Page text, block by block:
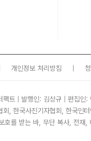
개인정보 처리방침
트 | 발행인: 김상규 | 편집
, 한국사진기자협회, 한국인
받는 바, 무단 복사, 전재,